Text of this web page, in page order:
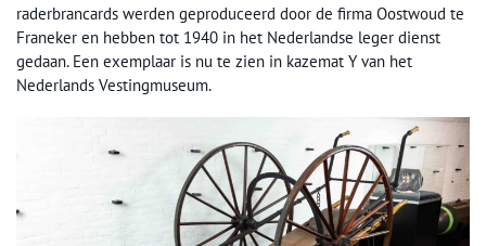
raderbrancards werden geproduceerd door de firma Oostwoud te
Franeker en hebben tot 1940 in het Nederlandse leger dienst
gedaan. Een exemplaar is nu te zien in kazemat Y van het
Nederlands Vestingmuseum.